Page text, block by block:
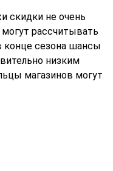
скидки не очень
рассчитывать
конце сезона шансы
низким
магазинов могут